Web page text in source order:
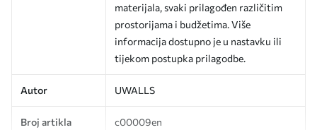
materijala, svaki prilagođen različitim
prostorijama i budžetima. Više
informacija dostupno je u nastavku ili
tijekom postupka prilagodbe.
Autor UWALLS
Broj artikla c00009en